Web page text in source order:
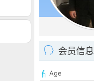
会员信息
Age